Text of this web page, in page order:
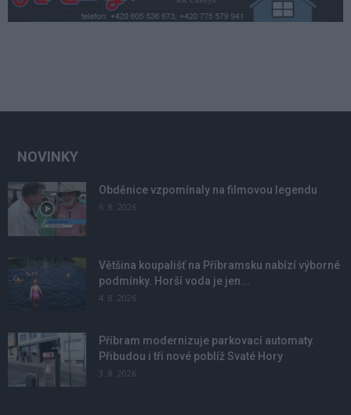
NOVINKY
Obděnice vzpomínaly na filmovou legendu
6. 8. 2026
Většina koupališť na Příbramsku nabízí výborné
podmínky. Horší voda je jen...
4. 8. 2026
Příbram modernizuje parkovací automaty.
Přibudou i tři nové poblíž Svaté Hory
3. 8. 2026